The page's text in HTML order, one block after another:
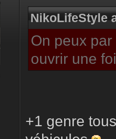
NikoLifeStyle
On peux
ouvrir une
+1 genre